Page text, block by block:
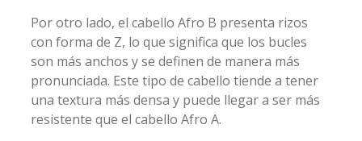
Por otro lado, el cabello Afro B presenta rizos
con forma de Z, lo que significa que los bucles
son más anchos y se definen de manera más
pronunciada. Este tipo de cabello tiende a tener
una textura más densa y puede llegar a ser más
resistente que el cabello Afro A.